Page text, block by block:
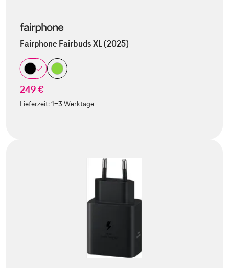
Fairphone Fairbuds XL (2025)
249 €
Lieferzeit:1-3 Werktage